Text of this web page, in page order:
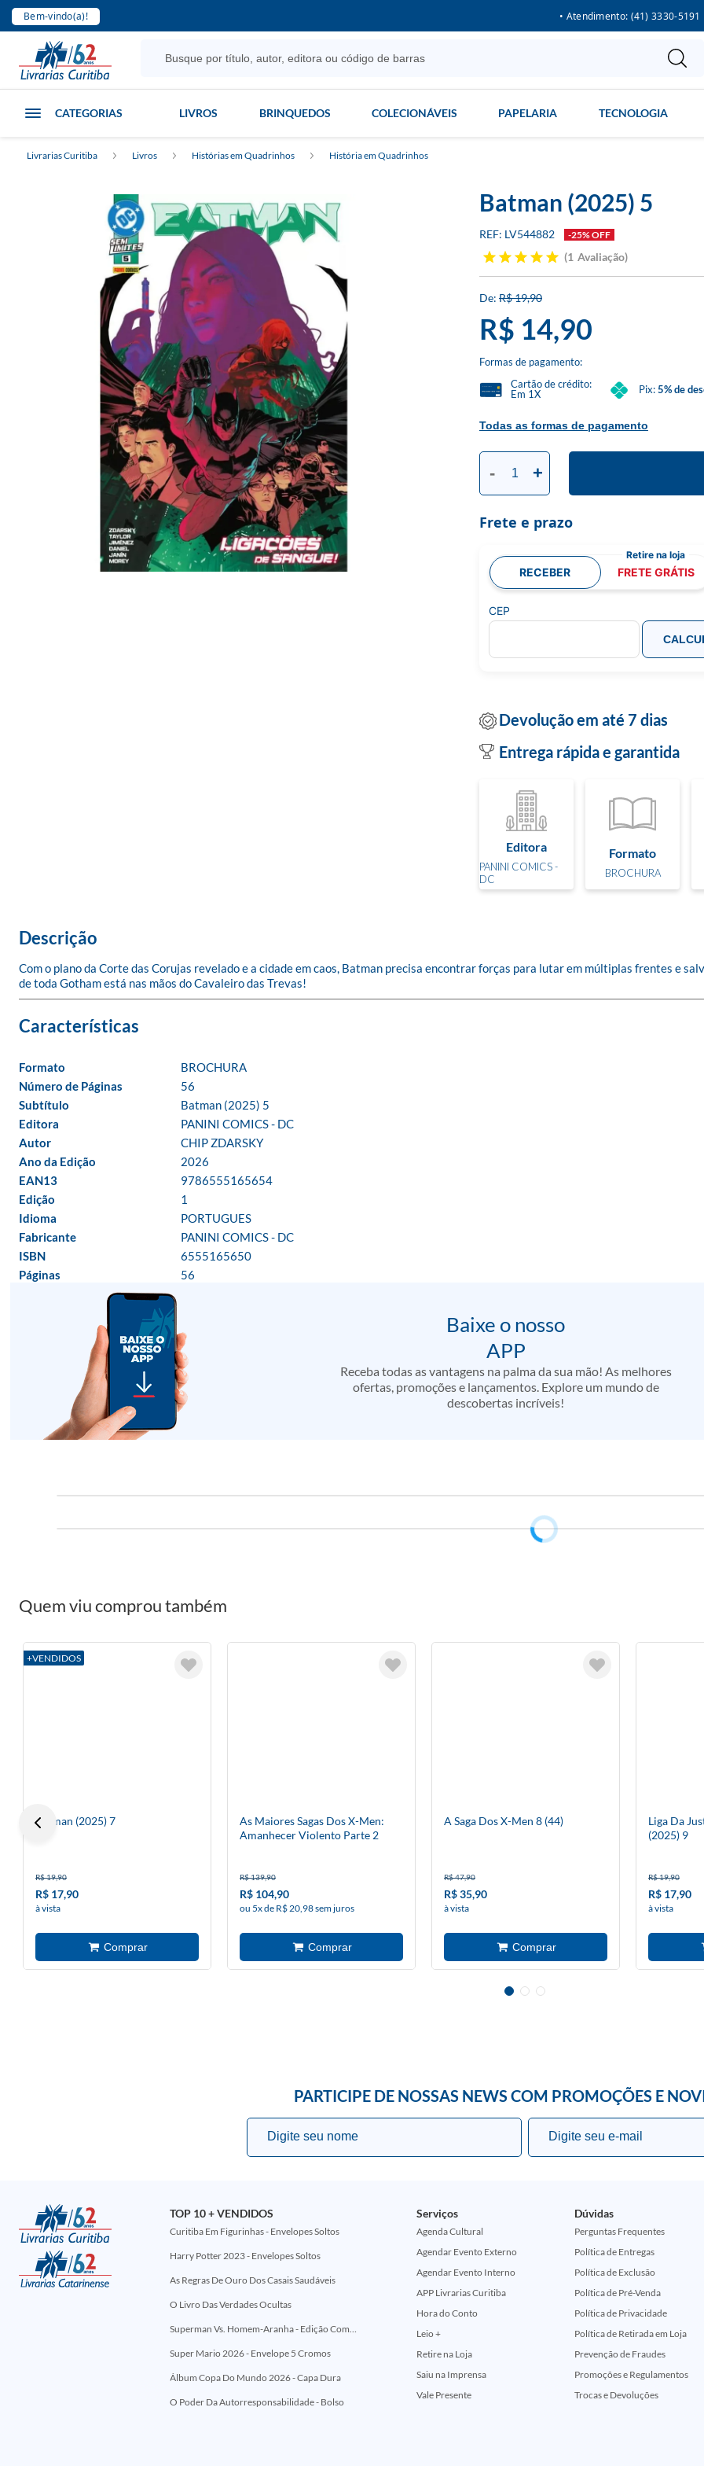
Bem-vindo(a)! • Atendimento: (41) 3330-5191
CATEGORIAS LIVROS BRINQUEDOS COLECIONÁVEIS PAPELARIA TECNOLOGIA
Livrarias Curitiba Livros Histórias em Quadrinhos História em Quadrinhos
Batman (2025) 5
LV544882 -25% OFF
1 Avaliação
R$ 19,90
R$ 14,90
Formas de pagamento:
Todas as formas de pagamento
Cartão de crédito:
Em 1X
Pix:5% de
- +
Frete e prazo
RECEBER FRETE GRÁTIS
CEP
Devolução em até 7 dias
Entrega rápida e garantida
Editora
PANINI COMICS -
DC
Formato
BROCHURA
Descrição
Com o plano da Corte das Corujas revelado e a cidade em caos, Batman precisa encontrar forças para lutar em múltiplas frentes e
de toda Gotham está nas mãos do Cavaleiro das Trevas!
Formato
BROCHURA
Número de Páginas
56
Subtítulo
Batman (2025) 5
Editora
PANINI COMICS - DC
Autor
CHIP ZDARSKY
Ano da Edição
2026
EAN13
9786555165654
Edição
1
Idioma
PORTUGUES
Fabricante
PANINI COMICS - DC
ISBN
6555165650
Páginas
56
Baixe o nosso
APP
Receba todas as vantagens na palma da sua mão! As melhores
ofertas, promoções e lançamentos. Explore um mundo de
descobertas incríveis!
Quem viu comprou também
+VENDIDOS
Batman (2025) 7
R$ 19,90
R$ 17,90
à vista
As Maiores Sagas Dos X-Men:
Amanhecer Violento Parte 2
R$ 139,90
R$ 104,90
ou 5x de R$ 20,98 sem juros
A Saga Dos X-Men 8 (44)
R$ 47,90
R$ 35,90
à vista
Liga Da
(2025) 9
R$ 19,90
R$ 17,90
à vista
PARTICIPE DE NOSSAS NEWS COM PROMOÇÕES E
TOP 10 + VENDIDOS
Curitiba Em Figurinhas - Envelopes Soltos
Harry Potter 2023 - Envelopes Soltos
As Regras De Ouro Dos Casais Saudáveis
O Livro Das Verdades Ocultas
Superman Vs. Homem-Aranha - Edição Comemorativa 50 Anos (Encontros Clássicos Dc E Marvel)
Super Mario 2026 - Envelope 5 Cromos
Álbum Copa Do Mundo 2026 - Capa Dura
O Poder Da Autorresponsabilidade - Bolso
Serviços
Agenda Cultural
Agendar Evento Externo
Agendar Evento Interno
APP Livrarias Curitiba
Hora do Conto
Leio +
Retire na Loja
Saiu na Imprensa
Vale Presente
Dúvidas
Perguntas Frequentes
Política de Entregas
Política de Exclusão
Política de Pré-Venda
Política de Privacidade
Política de Retirada em Loja
Prevenção de Fraudes
Promoções e Regulamentos
Trocas e Devoluções